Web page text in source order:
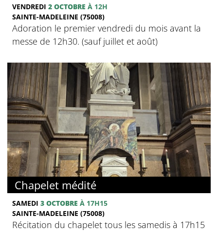
VENDREDI 2 OCTOBRE À 12H
SAINTE-MADELEINE (75008)
Adoration le premier vendredi du mois avant la
messe de 12h30. (sauf juillet et août)
Chapelet médité
SAMEDI 3 OCTOBRE À 17H15
SAINTE-MADELEINE (75008)
Récitation du chapelet tous les samedis à 17h15